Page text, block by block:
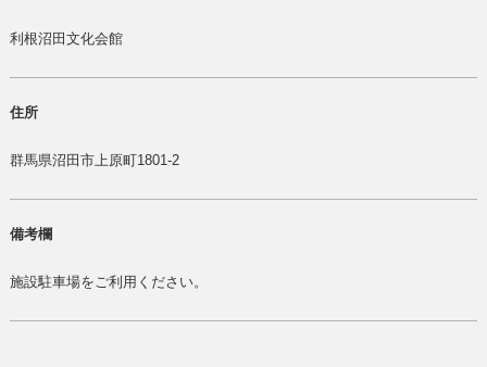
利根沼田文化会館
住所
群馬県沼田市上原町1801-2
備考欄
施設駐車場をご利用ください。